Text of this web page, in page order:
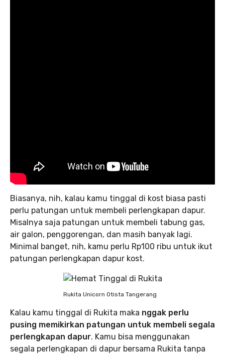
Biasanya, nih, kalau kamu tinggal di kost biasa pasti
perlu patungan untuk membeli perlengkapan dapur.
Misalnya saja patungan untuk membeli tabung gas,
air galon, penggorengan, dan masih banyak lagi.
Minimal banget, nih, kamu perlu Rp100 ribu untuk ikut
patungan perlengkapan dapur kost.
Rukita Unicorn Otista Tangerang
Kalau kamu tinggal di Rukita maka nggak perlu
pusing memikirkan patungan untuk membeli segala
perlengkapan dapur. Kamu bisa menggunakan
segala perlengkapan di dapur bersama Rukita tanpa